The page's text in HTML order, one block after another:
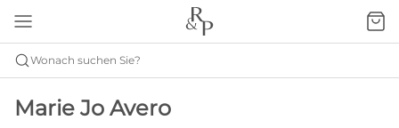
Wonach suchen Sie?
Marie Jo Avero